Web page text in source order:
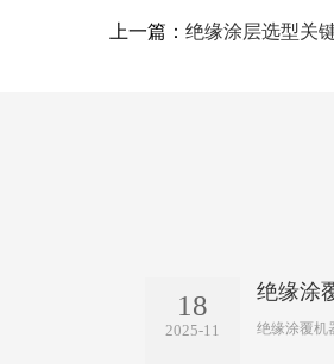
上一篇： 绝缘涂层选型关
18
2025-11
绝缘涂
绝缘涂覆机